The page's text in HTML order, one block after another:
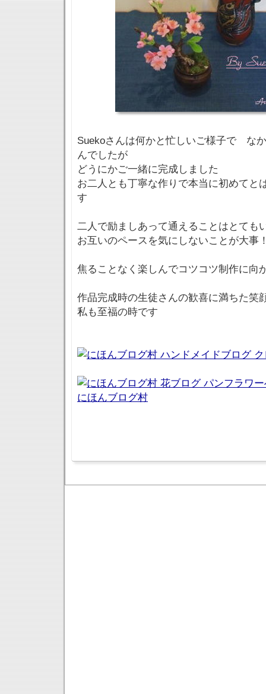
Suekoさんは何かと忙しいご様子で な
んでしたが
どうにかご一緒に完成しました
お二人とも丁寧な作りで本当に初めてと
す
二人で励ましあって通えることはとても
お互いのペースを気にしないことが大事
焦ることなく楽しんでコツコツ制作に向
作品完成時の生徒さんの歓喜に満ちた笑
私も至福の時です
にほんブログ村